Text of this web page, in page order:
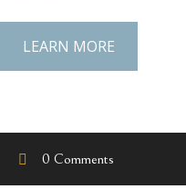
LEARN MORE
0 Comments